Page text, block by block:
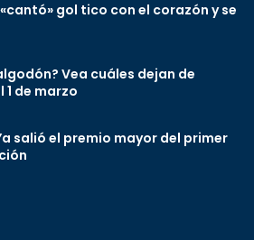
gol tico con el corazón y se
Vea cuáles dejan de
de marzo
salió el premio mayor del primer